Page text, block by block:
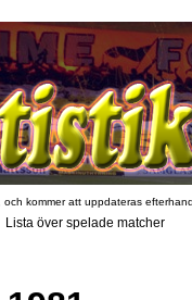
kommer att uppdateras
Lista över spelade matcher